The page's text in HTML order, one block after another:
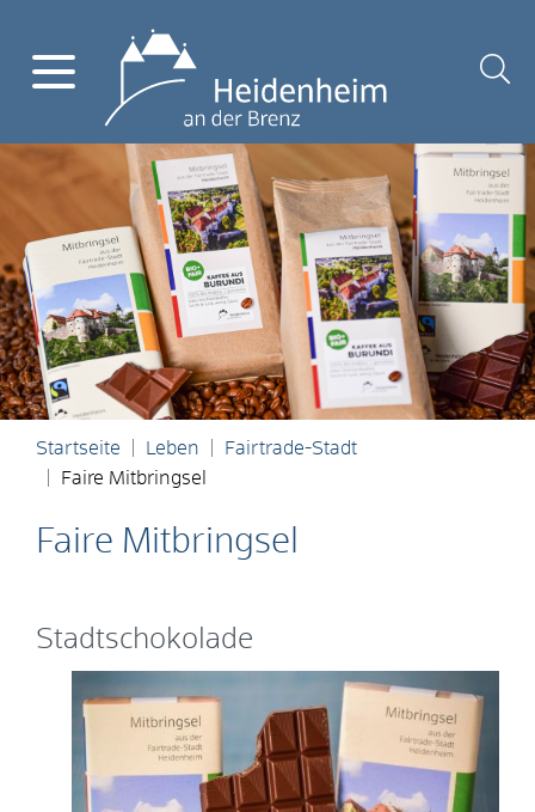
Startseite Leben
Fairtrade-Stadt
Faire Mitbringsel
Faire Mitbringsel
Stadtschokolade